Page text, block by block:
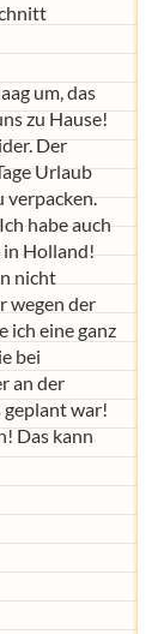
um, das
zu Hause!
Der
Urlaub
verpacken.
habe auch
in Holland!
nicht
wegen der
ich eine ganz
bei
an der
war!
Das kann